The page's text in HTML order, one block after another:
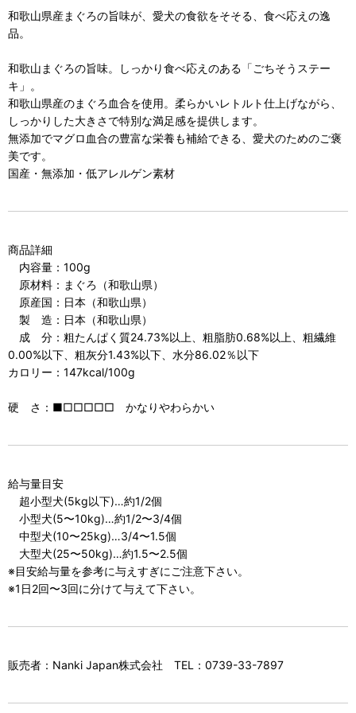
和歌山県産まぐろの旨味が、愛犬の食欲をそそる、食べ応えの逸
品。
和歌山まぐろの旨味。しっかり食べ応えのある「ごちそうステー
キ」。
和歌山県産のまぐろ血合を使用。柔らかいレトルト仕上げながら、
しっかりした大きさで特別な満足感を提供します。
無添加でマグロ血合の豊富な栄養も補給できる、愛犬のためのご褒
美です。
国産・無添加・低アレルゲン素材
商品詳細
内容量：100g
原材料：まぐろ（和歌山県）
原産国：日本（和歌山県）
製 造：日本（和歌山県）
成 分：粗たんぱく質24.73%以上、粗脂肪0.68%以上、粗繊維
0.00%以下、粗灰分1.43%以下、水分86.02％以下
カロリー：147kcal/100g
硬 さ：■□□□□□ かなりやわらかい
給与量目安
超小型犬(5kg以下)…約1/2個
小型犬(5〜10kg)…約1/2〜3/4個
中型犬(10〜25kg)…3/4〜1.5個
大型犬(25〜50kg)…約1.5〜2.5個
※目安給与量を参考に与えすぎにご注意下さい。
※1日2回〜3回に分けて与えて下さい。
販売者：Nanki Japan株式会社 TEL：0739-33-7897